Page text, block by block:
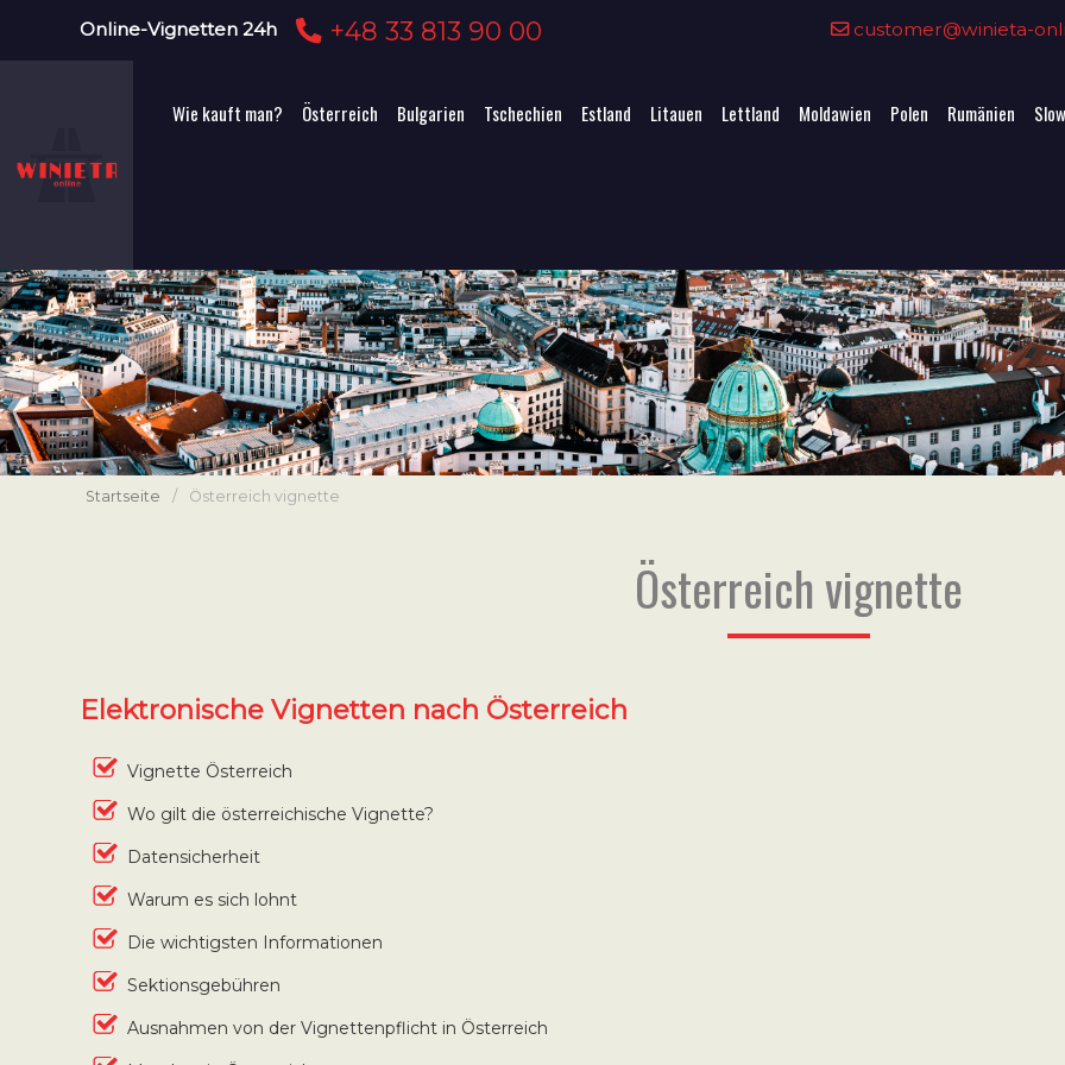
Online-Vignetten 24h +48 33 813 90 00 customer@winieta-
Wie kauft man? Österreich Bulgarien Tschechien Estland Litauen Lettland Moldawien Polen Rumänien
Startseite / Österreich vignette
Österreich vignette
Elektronische Vignetten nach Österreich
Vignette Österreich
Wo gilt die österreichische Vignette?
Datensicherheit
Warum es sich lohnt
Die wichtigsten Informationen
Sektionsgebühren
Ausnahmen von der Vignettenpflicht in Österreich